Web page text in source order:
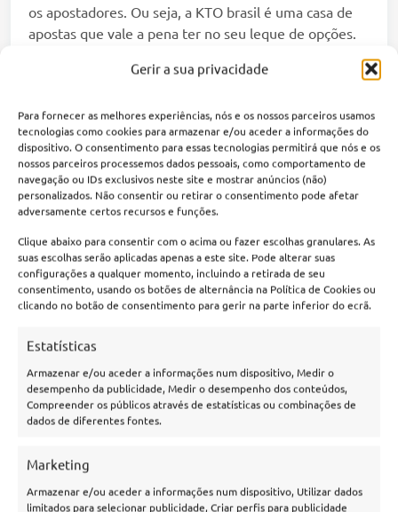
Gerir a sua privacidade
Para fornecer as melhores experiências, nós e os nossos parceiros usamos
tecnologias como cookies para armazenar e/ou aceder a informações do
dispositivo. O consentimento para essas tecnologias permitirá que nós e os
nossos parceiros processemos dados pessoais, como comportamento de
navegação ou IDs exclusivos neste site e mostrar anúncios (não)
personalizados. Não consentir ou retirar o consentimento pode afetar
adversamente certos recursos e funções.
Clique abaixo para consentir com o acima ou fazer escolhas granulares. As
suas escolhas serão aplicadas apenas a este site. Pode alterar suas
configurações a qualquer momento, incluindo a retirada de seu
consentimento, usando os botões de alternância na Política de Cookies ou
clicando no botão de consentimento para gerir na parte inferior do ecrã.
Estatísticas
Armazenar e/ou aceder a informações num dispositivo, Medir o
desempenho da publicidade, Medir o desempenho dos conteúdos,
Compreender os públicos através de estatísticas ou combinações de
dados de diferentes fontes.
Marketing
Armazenar e/ou aceder a informações num dispositivo, Utilizar dados
limitados para selecionar publicidade, Criar perfis para publicidade
os apostadores. Ou seja, a KTO brasil é uma casa de
apostas que vale a pena ter no seu leque de opções.